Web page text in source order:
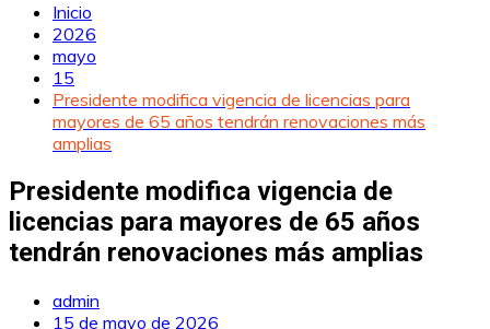
Inicio
2026
mayo
15
Presidente modifica vigencia de licencias para
mayores de 65 años tendrán renovaciones más
amplias
Presidente modifica vigencia de
licencias para mayores de 65 años
tendrán renovaciones más amplias
admin
15 de mayo de 2026